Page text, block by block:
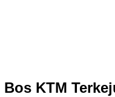
Bos KTM